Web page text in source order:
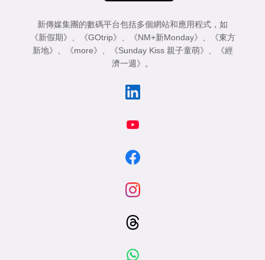
新傳媒集團的數碼平台包括多個網站和應用程式，如
《新假期》
《GOtrip》 《NM+新Monday》
《東方
新地》
《more》 《Sunday Kiss 親子童萌》
《經
濟一週》
。